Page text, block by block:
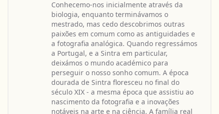
Conhecemo-nos inicialmente através da
biologia, enquanto terminávamos o
mestrado, mas cedo descobrimos outras
paixões em comum como as antiguidades e
a fotografia analógica. Quando regressámos
a Portugal, e a Sintra em particular,
deixámos o mundo académico para
perseguir o nosso sonho comum. A época
dourada de Sintra floresceu no final do
século XIX - a mesma época que assistiu ao
nascimento da fotografia e a inovações
notáveis na arte e na ciência. A família real